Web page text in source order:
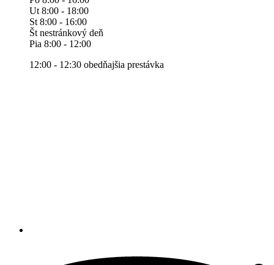
Ut 8:00 - 18:00
St 8:00 - 16:00
Št nestránkový deň
Pia 8:00 - 12:00
12:00 - 12:30 obedňajšia prestávka